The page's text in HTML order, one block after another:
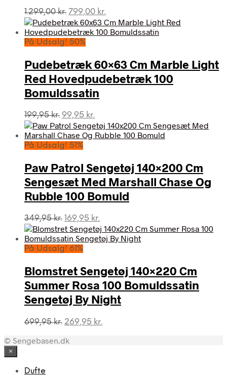
1.299,00kr. Den
oprindelige
pris
var:
799,00 kr.
aktuelle
pris
På Udsalg! 50%
Pudebetræk 60×63 Cm Marble Light
Red Hovedpudebetræk 100
Bomuldssatin
199,95kr. Den
oprindelige
pris
var:
99,95 kr.
aktuelle
pris
På Udsalg! 51%
Paw Patrol Sengetøj 140×200 Cm
Sengesæt Med Marshall Chase Og
Rubble 100 Bomuld
349,95kr. Den
oprindelige
pris
var:
169,95 kr.
aktuelle
pris
På Udsalg! 61%
Blomstret Sengetøj 140×220 Cm
Summer Rosa 100 Bomuldssatin
Sengetøj By Night
699,95kr. Den
pris
269,95 kr.
© Sengebasen.dk
×
Dufte